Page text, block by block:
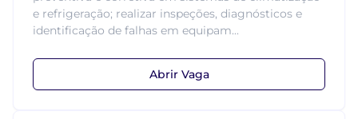
e refrigeração; realizar inspeções, diagnósticos e
identificação de falhas em equipam...
Abrir Vaga